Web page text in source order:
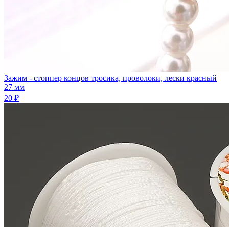
Зажим - стоппер концов тросика, проволоки, лески красный
27 мм
20 ₽